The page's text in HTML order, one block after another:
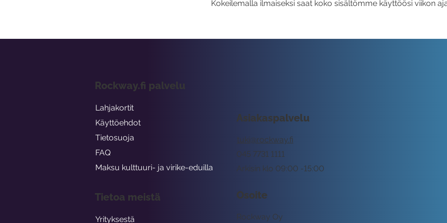
Kokeilemalla ilmaiseksi saat koko sisältömme käyttöösi viikon
Asiakaspalvelu
tuki@rockway.fi
Arkisin klo 09:00 -15:00
045 7731 1111
Osoite
Rockway Oy
Rockway.fi palvelu
Lahjakortit
Käyttöehdot
Tietosuoja
FAQ
Maksu kulttuuri- ja virike-eduilla
Tietoa meistä
Yrityksestä